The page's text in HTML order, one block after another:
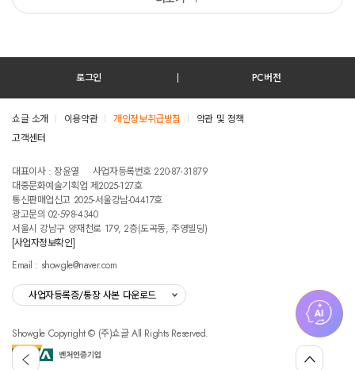
뒤
섭
외
공
맨
위
로그인 PC버전
쇼글 소개 이용약관 개인정보취급방침
약관 및 정책
고객센터
대표이사 : 장윤열
사업자등록번호 220-87-31879
대중문화예술기획업 제2025-127호
통신판매업신고 2025-서울강남-04417호
광고문의 02-598-4340
서울시 강남구 양재천로 179, 2층(도곡동, 주영빌딩)
[사업자정보확인]
Email : showgle@naver.com
사업자등록증/통장 사본 다운로드
Showgle Copyright © (주)쇼글 All Rights Reserved.